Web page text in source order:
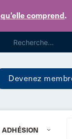
qu’elle comprend.
Devenez
ADHÉSION